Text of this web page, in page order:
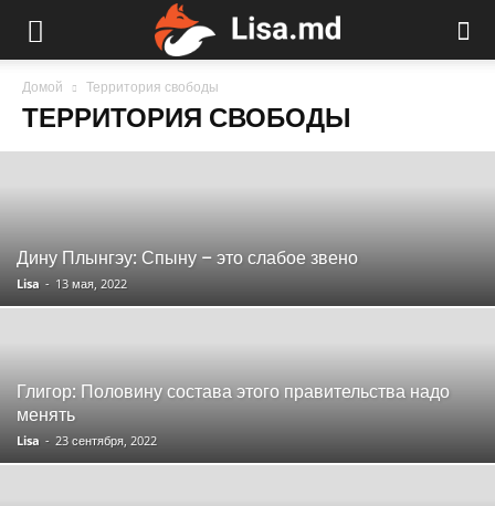
Домой Территория свободы
ТЕРРИТОРИЯ СВОБОДЫ
Дину Плынгэу: Спыну – это слабое звено
Lisa - 13 мая, 2022
Глигор: Половину состава этого правительства надо
менять
Lisa - 23 сентября, 2022